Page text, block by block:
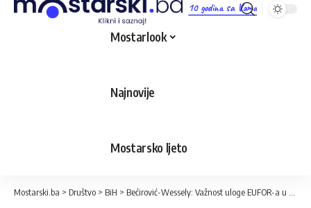
10 godina sa Vama
Mostarlook
Najnovije
Mostarsko ljeto
Mostarski.ba > Društvo > BiH > Bećirović-Wessely: Važnost uloge EUFOR-a u BiH, kao garanta stabilnosti i sigurnosti